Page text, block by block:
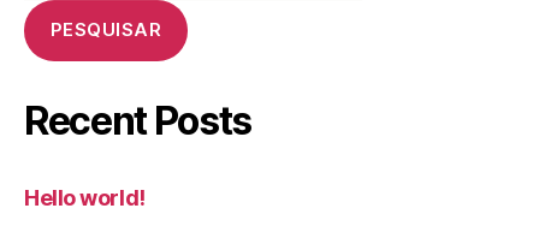
PESQUISAR
Recent Posts
Hello world!